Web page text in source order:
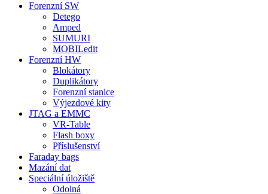
Forenzní SW
Detego
Amped
SUMURI
MOBILedit
Forenzní HW
Blokátory
Duplikátory
Forenzní stanice
Výjezdové kity
JTAG a EMMC
VR-Table
Flash boxy
Příslušenství
Faraday bags
Mazání dat
Speciální úložiště
Odolná